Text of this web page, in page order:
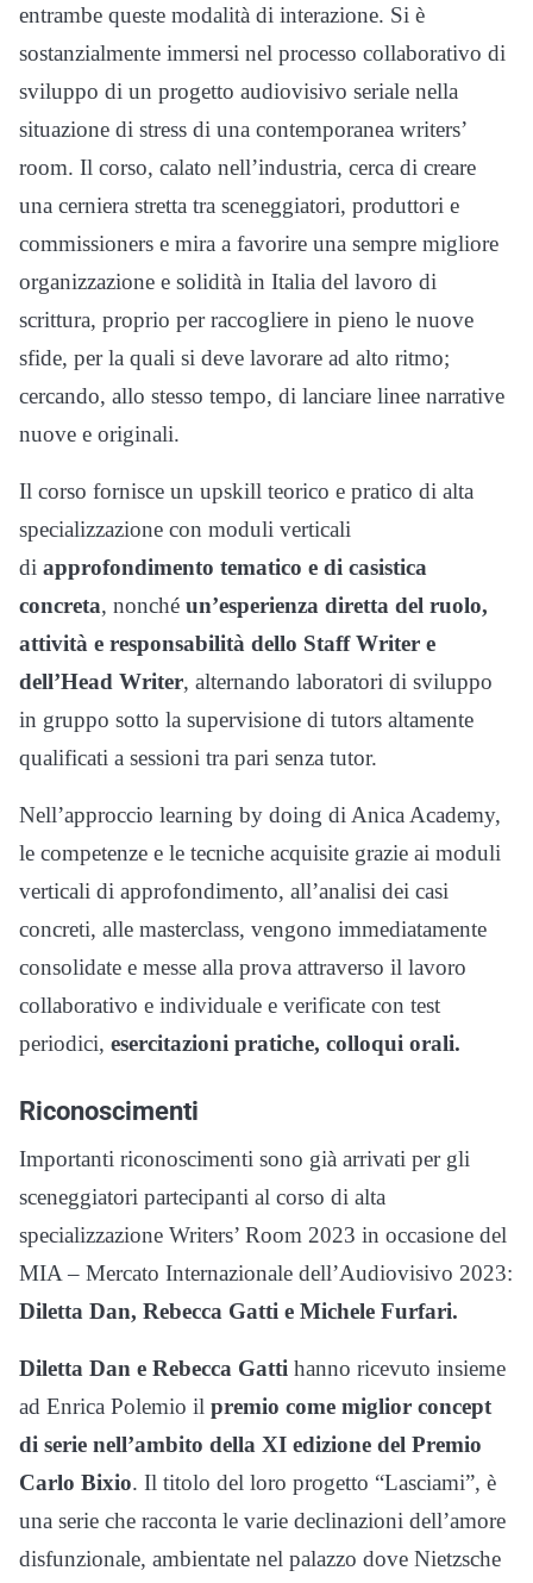
entrambe queste modalità di interazione. Si è
sostanzialmente immersi nel processo collaborativo di
sviluppo di un progetto audiovisivo seriale nella
situazione di stress di una contemporanea writers’
room. Il corso, calato nell’industria, cerca di creare
una cerniera stretta tra sceneggiatori, produttori e
commissioners e mira a favorire una sempre migliore
organizzazione e solidità in Italia del lavoro di
scrittura, proprio per raccogliere in pieno le nuove
sfide, per la quali si deve lavorare ad alto ritmo;
cercando, allo stesso tempo, di lanciare linee narrative
nuove e originali.
Il corso fornisce un upskill teorico e pratico di alta
specializzazione con moduli verticali
di approfondimento tematico e di casistica
concreta, nonché un’esperienza diretta del ruolo,
attività e responsabilità dello Staff Writer e
dell’Head Writer, alternando laboratori di sviluppo
in gruppo sotto la supervisione di tutors altamente
qualificati a sessioni tra pari senza tutor.
Nell’approccio learning by doing di Anica Academy,
le competenze e le tecniche acquisite grazie ai moduli
verticali di approfondimento, all’analisi dei casi
concreti, alle masterclass, vengono immediatamente
consolidate e messe alla prova attraverso il lavoro
collaborativo e individuale e verificate con test
periodici, esercitazioni pratiche, colloqui orali.
Riconoscimenti
Importanti riconoscimenti sono già arrivati per gli
sceneggiatori partecipanti al corso di alta
specializzazione Writers’ Room 2023 in occasione del
MIA – Mercato Internazionale dell’Audiovisivo 2023:
Diletta Dan, Rebecca Gatti e Michele Furfari.
Diletta Dan e Rebecca Gatti hanno ricevuto insieme
ad Enrica Polemio il premio come miglior concept
di serie nell’ambito della XI edizione del Premio
Carlo Bixio. Il titolo del loro progetto “Lasciami”, è
una serie che racconta le varie declinazioni dell’amore
disfunzionale, ambientate nel palazzo dove Nietzsche